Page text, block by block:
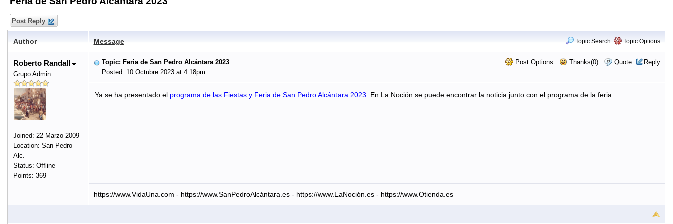
Post Reply
Author Message Topic Search Topic Options
Roberto Randall
Grupo Admin
Joined: 22 Marzo 2009
Location: San Pedro
Alc.
Status: Offline
Points: 369
Post Options Thanks(0) Quote Reply
Topic: Feria de San Pedro Alcántara 2023
Posted: 10 Octubre 2023 at 4:18pm
Ya se ha presentado el programa de las Fiestas y Feria de San Pedro Alcántara 2023 . En La Noción se puede encontrar la noticia junto con el programa de la feria.
https://www.VidaUna.com - https://www.SanPedroAlcántara.es - https://www.LaNoción.es - https://www.Otienda.es